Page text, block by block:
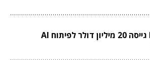
Limitless Labs גייסה 20 מיליון דולר לפיתוח AI